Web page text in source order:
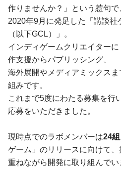
作りませんか？」という惹句で
2020年9月に発足した「講談社
（以下GCL）」。
インディゲームクリエイター
作支援からパブリッシング、
海外展開やメディアミックス
組みです。
これまで5度にわたる募集を行
応募をいただきました。
現時点でのラボメンバーは24組
ゲーム」のリリースに向けて
重ねながら開発に取り組んでい